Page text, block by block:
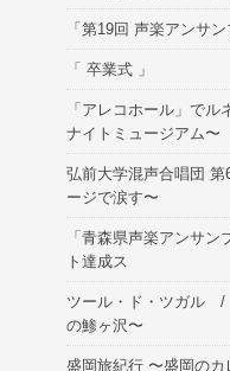
「第19回 声楽アンサ
「 卒業式 」
「アレコホール」で
ナイトミュージアム〜
弘前大学混声合唱団
ージで涙す〜
「青森県声楽アンサ
ト達成ス
ツール・ド・ツガル /
の鯵ヶ沢〜
盛岡旅紀行 〜盛岡の